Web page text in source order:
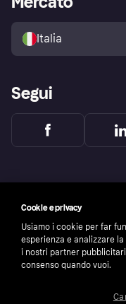
Politica di protezione
dell'acquirente Klarna
Italia
Segui
Cookie e privacy
Usiamo i cookie per far
esperienza e analizzare
i nostri partner
consenso quando vuoi.